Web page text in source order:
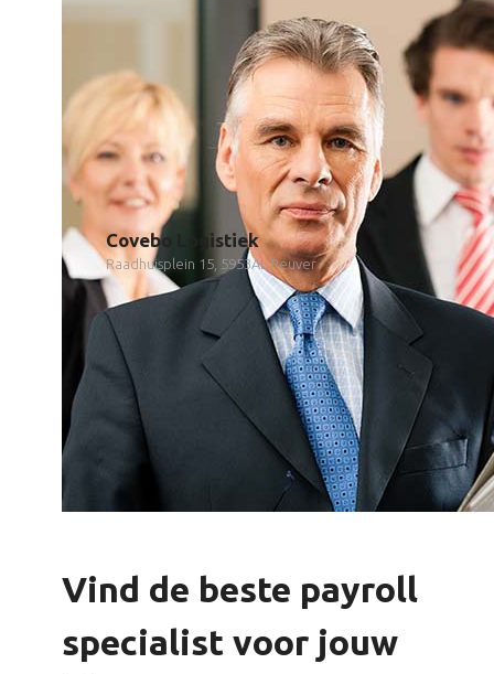
Covebo Logistiek
Raadhuisplein 15, 5953AL Reuver
Vind de beste payroll
specialist voor jouw